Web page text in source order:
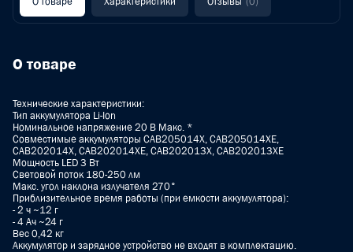
О товаре
Технические характеристики:
Тип аккумулятора Li-Ion
Номинальное напряжение 20 В Макс. *
Совместимые аккумуляторы CAB205014X, CAB205014XE,
CAB202014X, CAB202014XE, CAB202013X, CAB202013XE
Мощность LED 3 Вт
Световой поток 180-250 лм
Макс. угол наклона излучателя 270°
Приблизительное время работы (при емкости аккумулятора):
- 2 ч ~12 г
- 4 Aч ~24 г
Вес 0,42 кг
Аккумулятор и зарядное устройство не входят в комплектацию.